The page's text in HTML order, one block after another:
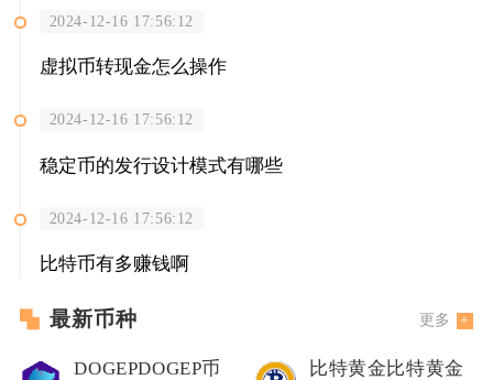
2024-12-16 17:56:12
虚拟币转现金怎么操作
2024-12-16 17:56:12
稳定币的发行设计模式有哪些
2024-12-16 17:56:12
比特币有多赚钱啊
最新币种 更多
DOGEPDOGEP币 比特黄金比特黄金